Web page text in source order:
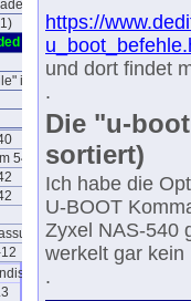
System
in /etc/
540
https://
und dort findet
.
Die "u-
sortiert)
Ich habe die
U-BOOT
Zyxel NAS-540
werkelt gar
.